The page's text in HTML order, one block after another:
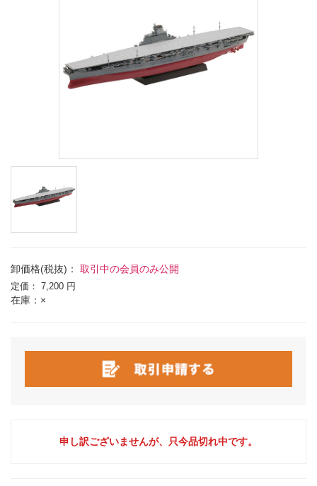
卸価格(税抜)： 取引中の会員のみ公開
定価： 7,200 円
在庫：×
申し訳ございませんが、只今品切れ中です。